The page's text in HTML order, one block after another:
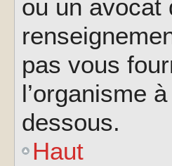
ou un avocat
pas vous
l’organisme
dessous.
Haut